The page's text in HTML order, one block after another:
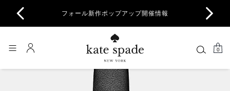
フォール新作ポップアップ開催情報
0